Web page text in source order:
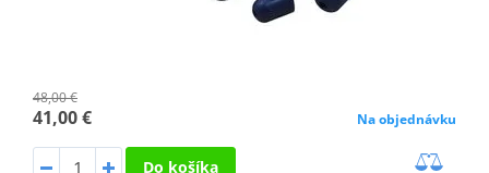
48,00 €
41,00 € Na objednávku
Do košíka